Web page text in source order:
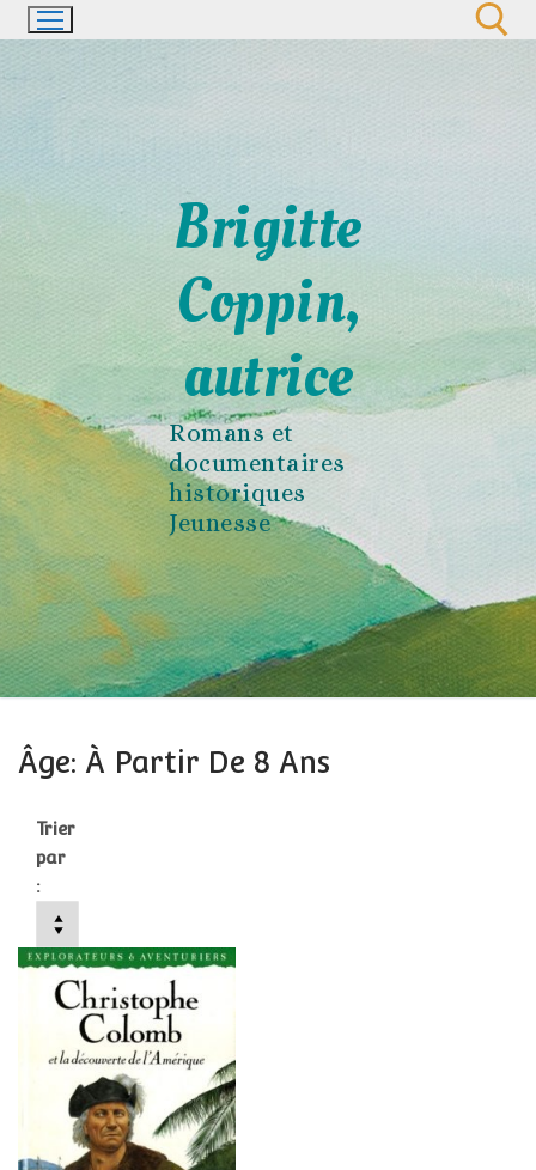
Aller
au
Brigitte
Coppin,
autrice
Romans et
documentaires
historiques
Jeunesse
Âge: À Partir De 8 Ans
Trier
par
: